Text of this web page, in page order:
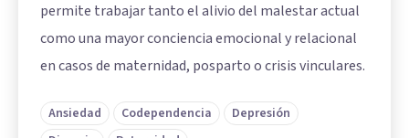
permite trabajar tanto el alivio del malestar actual
como una mayor conciencia emocional y relacional
en casos de maternidad, posparto o crisis vinculares.
Ansiedad Codependencia
Depresión